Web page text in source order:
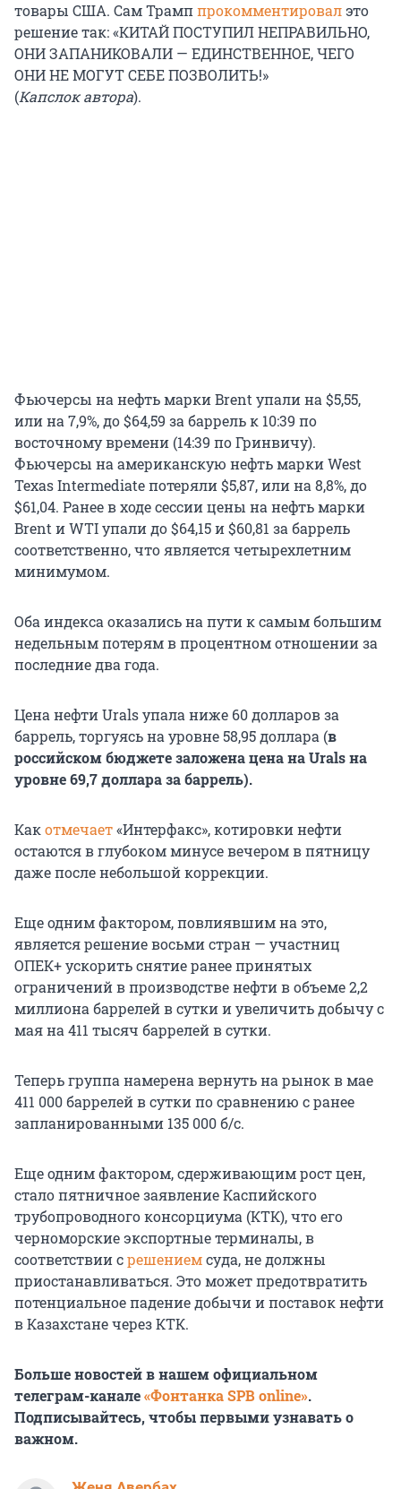
товары США. Сам Трамппрокомментировалэто
решение так: «КИТАЙ ПОСТУПИЛ НЕПРАВИЛЬНО,
ОНИ ЗАПАНИКОВАЛИ — ЕДИНСТВЕННОЕ, ЧЕГО
ОНИ НЕ МОГУТ СЕБЕ ПОЗВОЛИТЬ!»
(Капслок автора).
Фьючерсы на нефть марки Brent упали на $5,55,
или на 7,9%, до $64,59 за баррель к 10:39 по
восточному времени (14:39 по Гринвичу).
Фьючерсы на американскую нефть марки West
Texas Intermediate потеряли $5,87, или на 8,8%, до
$61,04. Ранее в ходе сессии цены на нефть марки
Brent и WTI упали до $64,15 и $60,81 за баррель
соответственно, что является четырехлетним
минимумом.
Оба индекса оказались на пути к самым большим
недельным потерям в процентном отношении за
последние два года.
Цена нефти Urals упала ниже 60 долларов за
баррель, торгуясь на уровне 58,95 доллара (в
российском бюджете заложена цена на Urals на
уровне 69,7 доллара за баррель).
Какотмечает«Интерфакс», котировки нефти
остаются в глубоком минусе вечером в пятницу
даже после небольшой коррекции.
Еще одним фактором, повлиявшим на это,
является решение восьми стран — участниц
ОПЕК+ ускорить снятие ранее принятых
ограничений в производстве нефти в объеме 2,2
миллиона баррелей в сутки и увеличить добычу с
мая на 411 тысяч баррелей в сутки.
Теперь группа намерена вернуть на рынок в мае
411 000 баррелей в сутки по сравнению с ранее
запланированными 135 000 б/с.
Еще одним фактором, сдерживающим рост цен,
стало пятничное заявление Каспийского
трубопроводного консорциума (КТК), что его
черноморские экспортные терминалы, в
соответствии срешениемсуда, не должны
приостанавливаться. Это может предотвратить
потенциальное падение добычи и поставок нефти
в Казахстане через КТК.
Больше новостей в нашем официальном
телеграм-канале«Фонтанка SPB online».
Подписывайтесь, чтобы первыми узнавать о
важном.